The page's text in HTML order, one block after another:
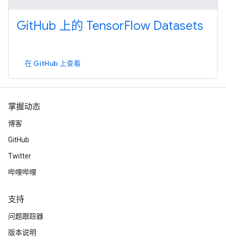
GitHub 上的 TensorFlow Datasets
在 GitHub 上查看
掌握动态
博客
GitHub
Twitter
哔哩哔哩
支持
问题跟踪器
版本说明